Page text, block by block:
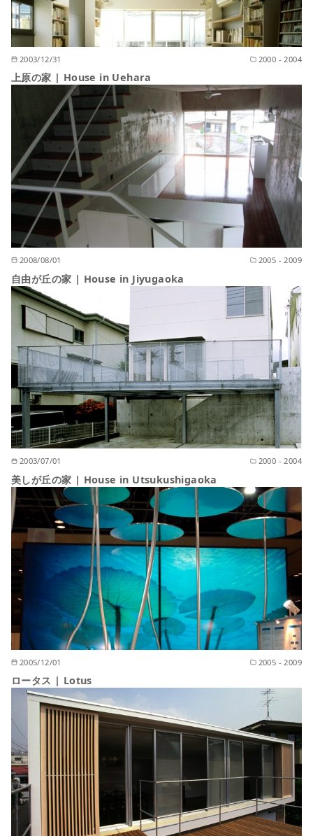
2003/12/31 2000 - 2004
上原の家 | House in Uehara
2008/08/01 2005 - 2009
自由が丘の家 | House in Jiyugaoka
2003/07/01 2000 - 2004
美しが丘の家 | House in Utsukushigaoka
2005/12/01 2005 - 2009
ロータス | Lotus